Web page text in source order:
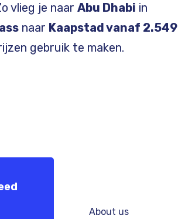
vlieg je naar Abu Dhabi in
naar Kaapstad vanaf 2.549
gebruik te maken.
Footer
About us